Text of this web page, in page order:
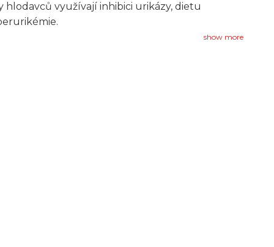
hlodavců využívají inhibici urikázy, dietu
show more